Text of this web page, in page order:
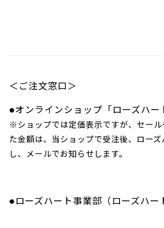
＜ご注文窓口＞
●オンラインショップ「ローズハー
※ショップでは定価表示ですが、セール
た金額は、当ショップで受注後、ロー
し、メールでお知らせします。
●ローズハート事業部（ローズハー